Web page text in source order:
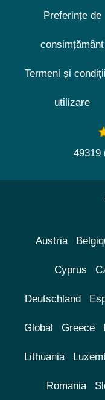
Preferințe de
consimțământ
Termeni și
utilizare
49319
Austria
Cyprus
Deutschland
Global Greece
Lithuania
Romania